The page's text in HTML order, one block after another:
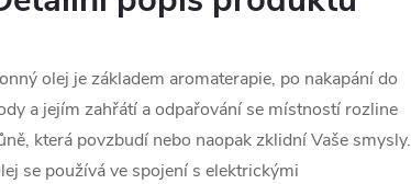
olej je základem aromaterapie, po nakapání do
a jejím zahřátí a odpařování se místností rozline
která povzbudí nebo naopak zklidní Vaše smysly.
se používá ve spojení s elektrickými